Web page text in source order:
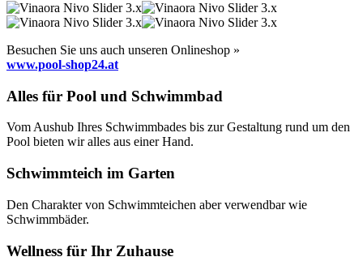
Besuchen Sie uns auch unseren Onlineshop »
www.pool-shop24.at
Alles für Pool und Schwimmbad
Vom Aushub Ihres Schwimmbades bis zur Gestaltung rund um den
Pool bieten wir alles aus einer Hand.
Schwimmteich im Garten
Den Charakter von Schwimmteichen aber verwendbar wie
Schwimmbäder.
Wellness für Ihr Zuhause